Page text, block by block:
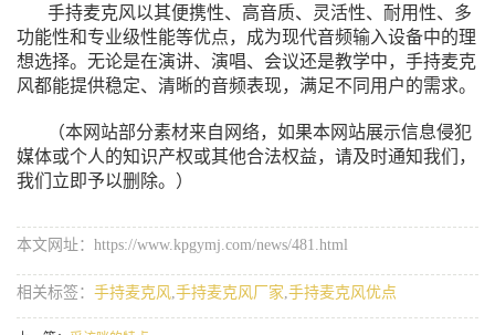
手持麦克风以其便携性、高音质、灵活性、耐用性、多
功能性和专业级性能等优点，成为现代音频输入设备中的理
想选择。无论是在演讲、演唱、会议还是教学中，手持麦克
风都能提供稳定、清晰的音频表现，满足不同用户的需求。
（本网站部分素材来自网络，如果本网站展示信息侵犯
媒体或个人的知识产权或其他合法权益，请及时通知我们，
我们立即予以删除。）
本文网址：https://www.kpgymj.com/news/481.html
相关标签： 手持麦克风,手持麦克风厂家,手持麦克风优点